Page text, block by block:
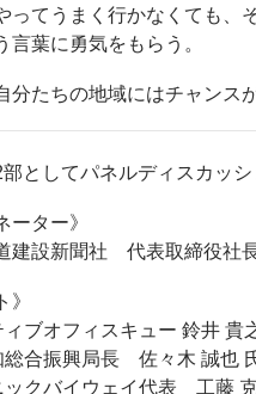
ってうまく行かなくても、
言葉に勇気をもらう。
分たちの地域にはチャンス
としてパネルディスカッシ
ーター》
道建設新聞社 代表取締役社
》
ブオフィスキュー 鈴井 貴
総合振興局長 佐々木 誠也
ックバイウェイ代表 工藤